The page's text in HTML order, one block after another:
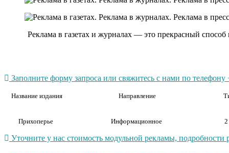
Реклама в газетах и журналах — это прекрасный
Заполните форму запроса или свяжитесь с нами по
Название издания Направление
Прихоперье Информационное 2
Уточните у нас стоимость модульной рекламы,